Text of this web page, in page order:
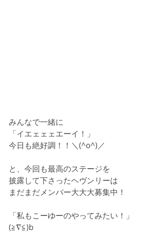
みんなで一緒に
「イエェェェエーイ！」
今日も絶好調！！＼(^o^)／
と、今回も最高のステージを
披露して下さったヘヴンリーは
まだまだメンバー大大大募集中！
「私もこーゆーのやってみたい！」
(≧∇≦)b